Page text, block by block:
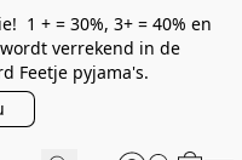
1 + = 30%, 3+ = 40% en
verrekend in de
Feetje pyjama's.